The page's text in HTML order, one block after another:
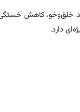
خلق‌وخو، کاهش خستگی
دارد.